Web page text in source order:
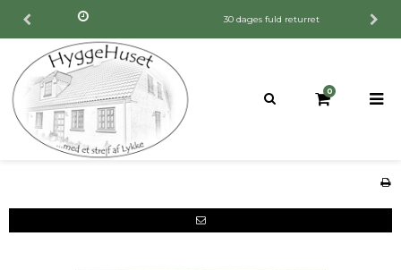
30 dages fuld returret
0